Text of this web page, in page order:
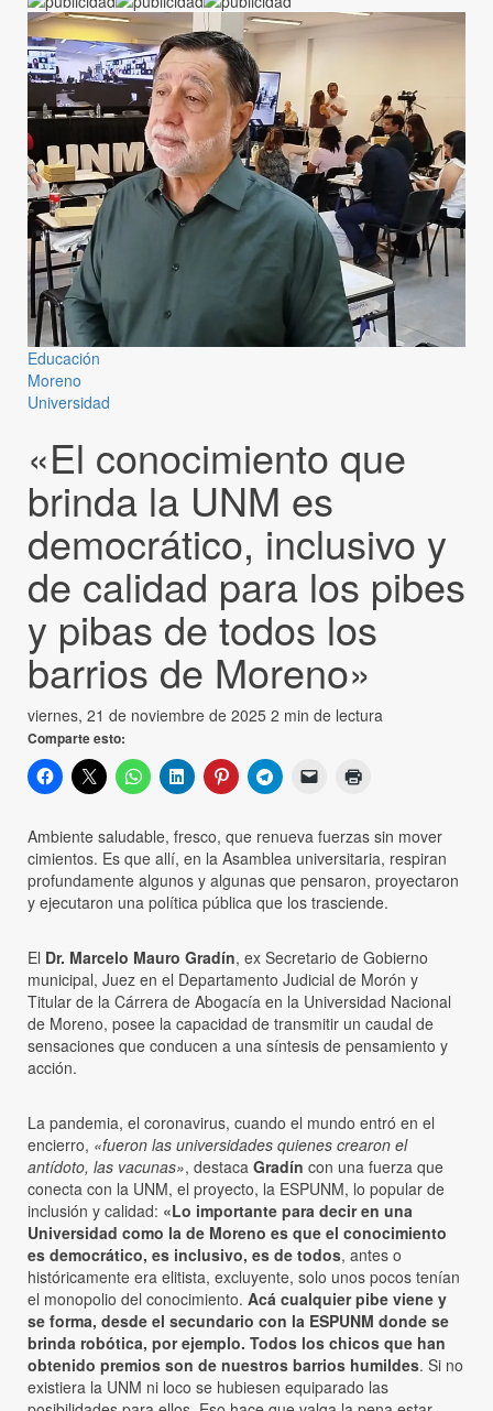
Educación
Moreno
Universidad
«El conocimiento que
brinda la UNM es
democrático, inclusivo y
de calidad para los pibes
y pibas de todos los
barrios de Moreno»
viernes, 21 de noviembre de 2025 2 min de lectura
Comparte esto:
Ambiente saludable, fresco, que renueva fuerzas sin mover
cimientos. Es que allí, en la Asamblea universitaria, respiran
profundamente algunos y algunas que pensaron, proyectaron
y ejecutaron una política pública que los trasciende.
El Dr. Marcelo Mauro Gradín, ex Secretario de Gobierno
municipal, Juez en el Departamento Judicial de Morón y
Titular de la Cárrera de Abogacía en la Universidad Nacional
de Moreno, posee la capacidad de transmitir un caudal de
sensaciones que conducen a una síntesis de pensamiento y
acción.
La pandemia, el coronavirus, cuando el mundo entró en el
encierro, «fueron las universidades quienes crearon el
antídoto, las vacunas», destaca Gradín con una fuerza que
conecta con la UNM, el proyecto, la ESPUNM, lo popular de
inclusión y calidad: «Lo importante para decir en una
Universidad como la de Moreno es que el conocimiento
es democrático, es inclusivo, es de todos, antes o
históricamente era elitista, excluyente, solo unos pocos tenían
el monopolio del conocimiento. Acá cualquier pibe viene y
se forma, desde el secundario con la ESPUNM donde se
brinda robótica, por ejemplo. Todos los chicos que han
obtenido premios son de nuestros barrios humildes. Si no
existiera la UNM ni loco se hubiesen equiparado las